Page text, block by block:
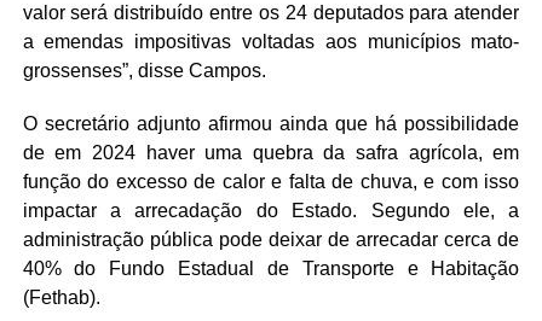
valor será distribuído entre os 24 deputados para atender
a emendas impositivas voltadas aos municípios mato-
grossenses”, disse Campos.
O secretário adjunto afirmou ainda que há possibilidade
de em 2024 haver uma quebra da safra agrícola, em
função do excesso de calor e falta de chuva, e com isso
impactar a arrecadação do Estado. Segundo ele, a
administração pública pode deixar de arrecadar cerca de
40% do Fundo Estadual de Transporte e Habitação
(Fethab).